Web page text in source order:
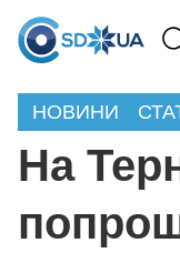
НОВИНИ
На